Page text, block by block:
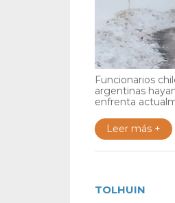
Funcionarios
argentinas
enfrenta
Leer más +
TOLHUIN